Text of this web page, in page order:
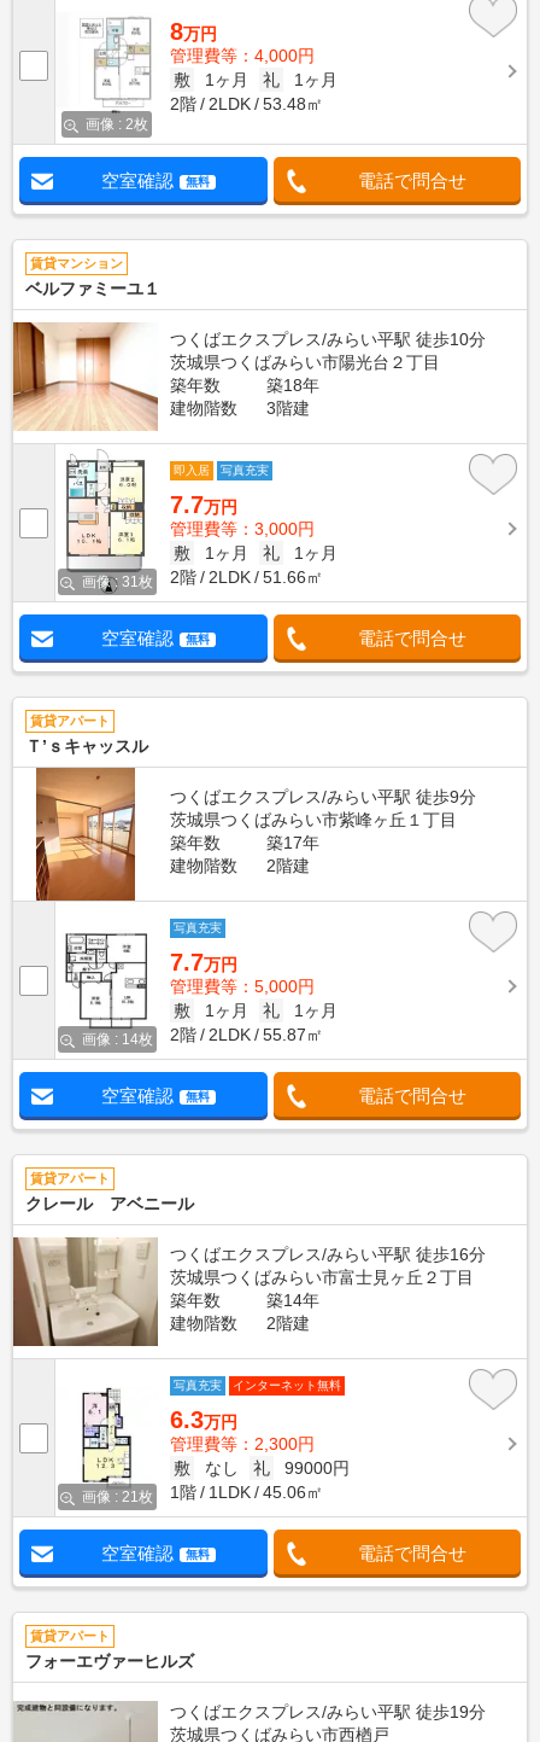
画像 : 2枚
8万円
管理費等：4,000円
敷
1ヶ月 礼
1ヶ月
2階
2LDK 53.48㎡
空室確認 無料 電話で問合せ
賃貸マンション
ベルファミーユ１
つくばエクスプレス/みらい平駅 徒歩10分
茨城県つくばみらい市陽光台２丁目
築年数
築18年
建物階数
3階建
画像 : 31枚
即入居 写真充実
7.7万円
管理費等：3,000円
敷
1ヶ月 礼
1ヶ月
2階
2LDK 51.66㎡
空室確認 無料 電話で問合せ
賃貸アパート
Ｔ’ｓキャッスル
つくばエクスプレス/みらい平駅 徒歩9分
茨城県つくばみらい市紫峰ヶ丘１丁目
築年数
築17年
建物階数
2階建
画像 : 14枚
写真充実
7.7万円
管理費等：5,000円
敷
1ヶ月 礼
1ヶ月
2階
2LDK 55.87㎡
空室確認 無料 電話で問合せ
賃貸アパート
クレール アベニール
つくばエクスプレス/みらい平駅 徒歩16分
茨城県つくばみらい市富士見ヶ丘２丁目
築年数
築14年
建物階数
2階建
画像 : 21枚
写真充実 インターネット無料
6.3万円
管理費等：2,300円
敷
なし 礼
99000円
1階
1LDK 45.06㎡
空室確認 無料 電話で問合せ
賃貸アパート
フォーエヴァーヒルズ
つくばエクスプレス/みらい平駅 徒歩19分
茨城県つくばみらい市西楢戸